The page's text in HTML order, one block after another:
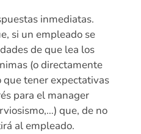
inmediatas.
si un empleado se
de que lea los
(o directamente
que tener expectativas
para el manager
que, de no
al empleado.